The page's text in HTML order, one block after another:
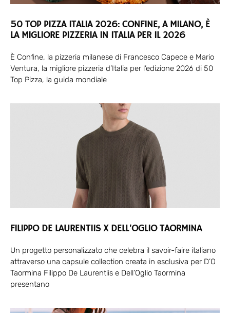
50 TOP PIZZA ITALIA 2026: CONFINE, A MILANO, È
LA MIGLIORE PIZZERIA IN ITALIA PER IL 2026
È Confine, la pizzeria milanese di Francesco Capece e Mario
Ventura, la migliore pizzeria d’Italia per l’edizione 2026 di 50
Top Pizza, la guida mondiale
FILIPPO DE LAURENTIIS X DELL’OGLIO TAORMINA
Un progetto personalizzato che celebra il savoir-faire italiano
attraverso una capsule collection creata in esclusiva per D’O
Taormina Filippo De Laurentiis e Dell’Oglio Taormina
presentano